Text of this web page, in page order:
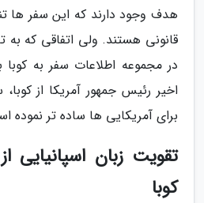
هدف وجود دارند که این سفر ها
قانونی هستند. ولی اتفاقی که
در مجموعه اطلاعات سفر به کوبا
اخیر رئیس جمهور آمریکا از
برای آمریکایی ها ساده تر نموده
تقویت زبان اسپانیایی
کوبا